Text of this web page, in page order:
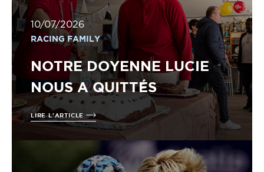
10/07/2026
RACING FAMILY
NOTRE DOYENNE LUCIE
NOUS A QUITTÉS
LIRE L'ARTICLE